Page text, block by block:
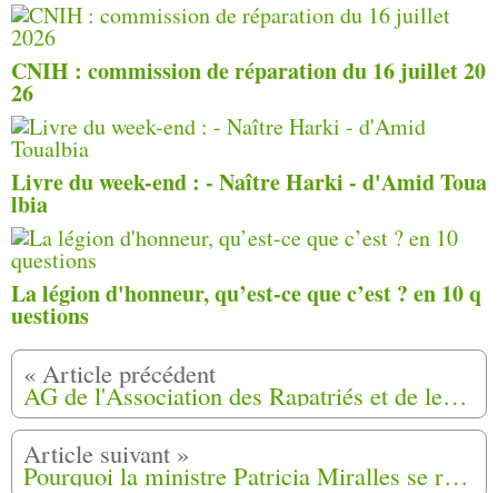
CNIH : commission de réparation du 16 juillet 20
26
Livre du week-end : - Naître Harki - d'Amid Toua
lbia
La légion d'honneur, qu’est-ce que c’est ? en 10 q
uestions
AG de l'Association des Rapatriés et de leurs Amis du Pays d’Arles (ARAPA) (13)
Pourquoi la ministre Patricia Miralles se rend-elle dans les Pyrénées-Orientales en cette fin de semaine ?